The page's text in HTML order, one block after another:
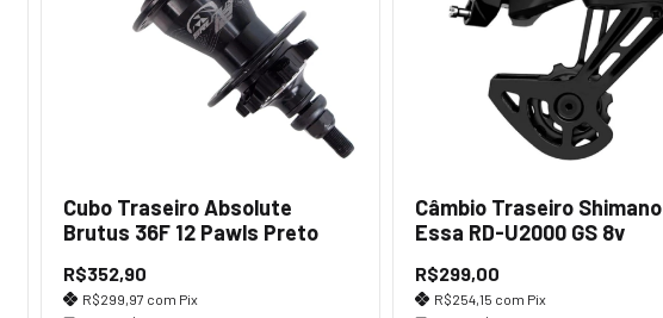
Cubo Traseiro Absolute
Brutus 36F 12 Pawls Preto
R$352,90
R$299,97 com Pix
Câmbio Traseiro Shimano
Essa RD-U2000 GS 8v
R$299,00
R$254,15 com Pix